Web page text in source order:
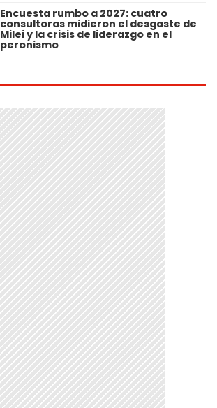
Encuesta rumbo a 2027: cuatro
consultoras midieron el desgaste de
Milei y la crisis de liderazgo en el
peronismo